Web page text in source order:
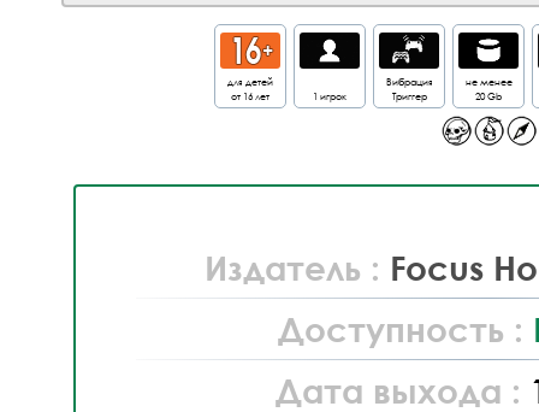
для детей
от 16 лет
1 игрок
Вибрация
Триггер
не менее
20 Gb
Издатель : Focus
Доступность :
Дата выхода :